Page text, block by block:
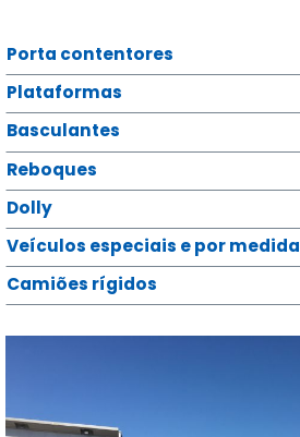
Porta contentores
Plataformas
Basculantes
Reboques
Dolly
Veículos especiais e por medida
Camiões rígidos